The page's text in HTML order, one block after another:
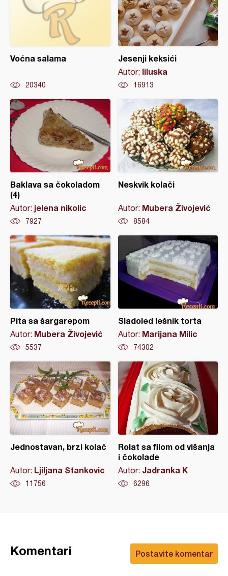
Voćna salama
20340
Jesenji keksići
Autor: liluska
16913
Baklava sa čokoladom
(4)
Autor: jelena nikolic
7927
Neskvik kolači
Autor: Mubera Živojević
8584
Pita sa šargarepom
Autor: Mubera Živojević
5537
Sladoled lešnik torta
Autor: Marijana Milic
74302
Jednostavan, brzi kolač
Autor: Ljiljana Stankovic
11756
Rolat sa filom od višanja
i čokolade
Autor: Jadranka K
6296
Postavite komentar
Komentari